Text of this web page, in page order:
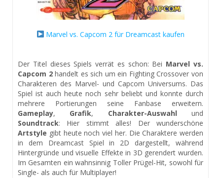
Marvel vs. Capcom 2 für Dreamcast kaufen
Der Titel dieses Spiels verrät es schon: Bei Marvel vs.
Capcom 2handelt es sich um ein Fighting Crossover von
Charakteren des Marvel- und Capcom Universums. Das
Spiel ist auch heute noch sehr beliebt und konnte durch
mehrere Portierungen seine Fanbase erweitern.
Gameplay, Grafik, Charakter-Auswahl und
Soundtrack: Hier stimmt alles! Der wunderschöne
Artstyle gibt heute noch viel her. Die Charaktere werden
in dem Dreamcast Spiel in 2D dargestellt, während
Hintergründe und visuelle Effekte in 3D gerendert wurden.
Im Gesamten ein wahnsinnig Toller Prügel-Hit, sowohl für
Single- als auch für Multiplayer!